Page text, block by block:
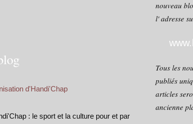
d'Handi'Chap
: le sport et la culture pour et par
nouveau
l' adresse
Tous les
publiés
articles
ancienne